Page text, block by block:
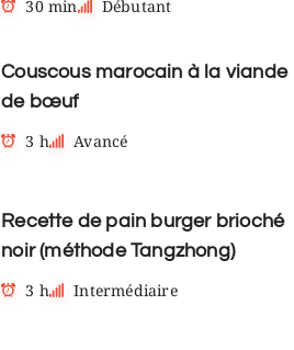
30 min
Débutant
Couscous marocain à la viande
de bœuf
3 h
Avancé
Recette de pain burger brioché
noir (méthode Tangzhong)
3 h
Intermédiaire